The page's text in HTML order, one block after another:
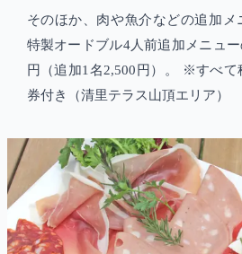
そのほか、肉や魚介などの追加メ
特製オードブル4人前追加メニュ
円（追加1名2,500円）。 ※すべて
券付き（清里テラス山頂エリア）